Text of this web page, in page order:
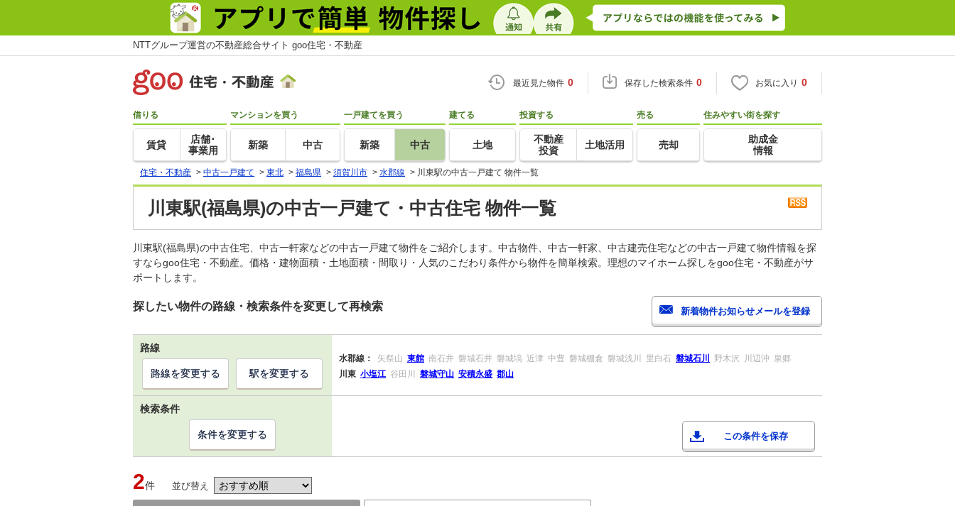
NTTグループ運営の不動産総合サイト goo住宅・不動産
最近見た物件 0 保存した検索条件 0 お気に入り 0
借りる
賃貸
店舗･
事業用
マンションを買う
新築 中古
一戸建てを買う
新築 中古
建てる
土地
投資する
不動産
投資
土地活用
売る
売却
住みやすい街を探す
助成金
情報
住宅・不動産 > 中古一戸建て > 東北 > 福島県 > 須賀川市 > 水郡線 > 川東駅の中古一戸建て 物件一覧
川東駅(福島県)の中古一戸建て・中古住宅 物件一覧
川東駅(福島県)の中古住宅、中古一軒家などの中古一戸建て物件をご紹介します。中古物件、中古一軒家、中古建売住宅などの中古一戸建て物件情報を探
すならgoo住宅・不動産。価格・建物面積・土地面積・間取り・人気のこだわり条件から物件を簡単検索。理想のマイホーム探しをgoo住宅・不動産がサ
ポートします。
探したい物件の路線・検索条件を変更して再検索
路線
水郡線： 矢祭山 東館 南石井 磐城石井 磐城塙 近津 中豊 磐城棚倉 磐城浅川 里白石 磐城石川 野木沢 川辺沖 泉郷
川東 小塩江 谷田川 磐城守山 安積永盛 郡山
路線を変更する 駅を変更する
検索条件
この条件を保存
条件を変更する
2件 並び替え